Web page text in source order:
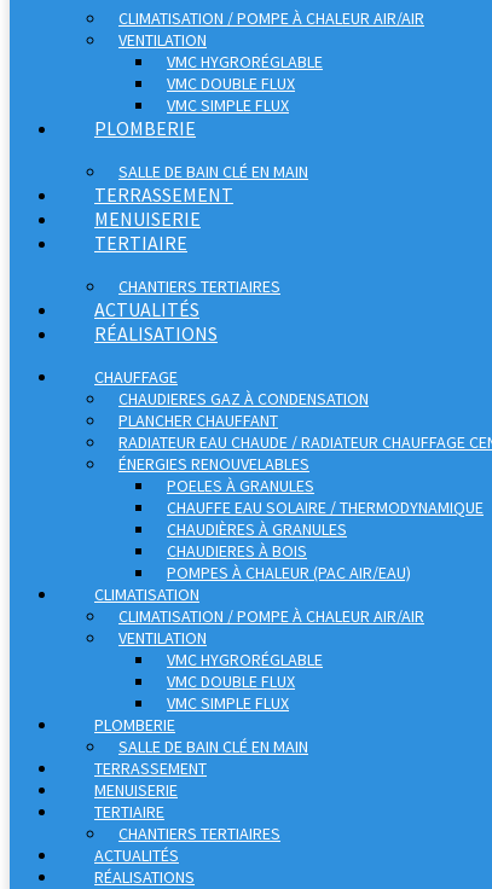
CLIMATISATION / POMPE À CHALEUR AIR/AIR
VENTILATION
VMC HYGRORÉGLABLE
VMC DOUBLE FLUX
VMC SIMPLE FLUX
PLOMBERIE
SALLE DE BAIN CLÉ EN MAIN
TERRASSEMENT
MENUISERIE
TERTIAIRE
CHANTIERS TERTIAIRES
ACTUALITÉS
RÉALISATIONS
CHAUFFAGE
CHAUDIERES GAZ À CONDENSATION
PLANCHER CHAUFFANT
RADIATEUR EAU CHAUDE / RADIATEUR CHAUFFAGE
ÉNERGIES RENOUVELABLES
POELES À GRANULES
CHAUFFE EAU SOLAIRE / THERMODYNAMIQUE
CHAUDIÈRES À GRANULES
CHAUDIERES À BOIS
POMPES À CHALEUR (PAC AIR/EAU)
CLIMATISATION
CLIMATISATION / POMPE À CHALEUR AIR/AIR
VENTILATION
VMC HYGRORÉGLABLE
VMC DOUBLE FLUX
VMC SIMPLE FLUX
PLOMBERIE
SALLE DE BAIN CLÉ EN MAIN
TERRASSEMENT
MENUISERIE
TERTIAIRE
CHANTIERS TERTIAIRES
ACTUALITÉS
RÉALISATIONS